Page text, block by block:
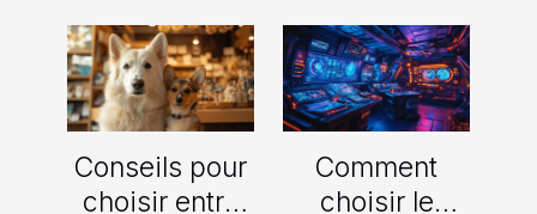
Conseils pour
choisir entre
Comment
choisir le